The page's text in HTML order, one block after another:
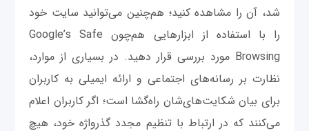
شد، آن را مشاهده کنید؛ هم‌چنین می‌توانید سایت خود
را با استفاده از ابزارهایی هم‌چون Google’s Safe
Browsing مورد بررسی قرار دهید. در بسیاری از موارد،
نظارت بر رسانه‌های اجتماعی و ارائه ایمیلی به کاربران
برای بیان شکایت‌های‌شان راه‌گشا است؛ اگر کاربران اعلام
می‌کنند که در ارتباط با تنظیم مجدد گذرواژه خود، هیچ